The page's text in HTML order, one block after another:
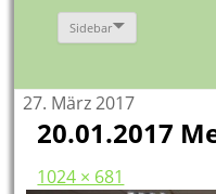
Sidebar
27. März 2017
20.01.2017
1024 × 681